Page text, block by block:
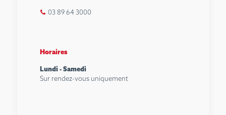
03 89 64 3000
Horaires
Lundi - Samedi
Sur rendez-vous uniquement